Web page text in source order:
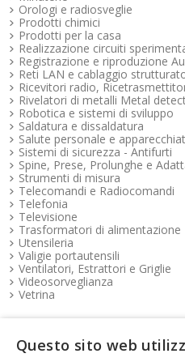
Orologi e radiosveglie
Prodotti chimici
Prodotti per la casa
Realizzazione circuiti
Registrazione e riproduzione
Reti LAN e cablaggio
Ricevitori radio,
Rivelatori di metalli Metal
Robotica e sistemi di sviluppo
Saldatura e dissaldatura
Salute personale e
Sistemi di sicurezza - Antifurti
Spine, Prese, Prolunghe e
Strumenti di misura
Telecomandi e Radiocomandi
Telefonia
Televisione
Trasformatori di alimentazione
Utensileria
Valigie portautensili
Ventilatori, Estrattori e Griglie
Videosorveglianza
Vetrina
Pagamenti FOOTER
Questo sito web